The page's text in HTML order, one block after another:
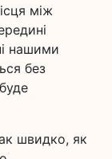
між
нашими
без
швидко, як